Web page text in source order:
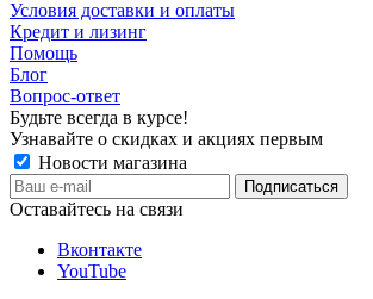
Условия доставки и оплаты
Кредит и лизинг
Помощь
Блог
Вопрос-ответ
Будьте всегда в курсе!
Узнавайте о скидках и акциях первым
Новости магазина
Оставайтесь на связи
Вконтакте
YouTube